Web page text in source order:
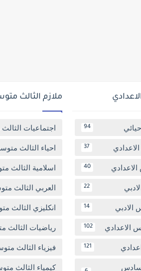
94
37
40
22
الادبي 14
الاعدادي 102
121
ملازم الثالث
اجتماعيات
احياء الثالث
اسلامية الثالث
العربي الثالث
انكليزي الثالث
رياضيات الثالث
فيزياء الثالث
كيمياء الثالث